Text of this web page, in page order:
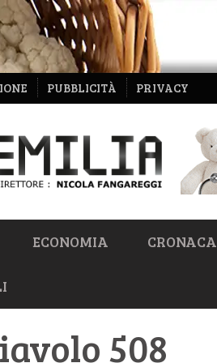
PUBBLICITÀ PRIVACY
ECONOMIA CRONACA
508